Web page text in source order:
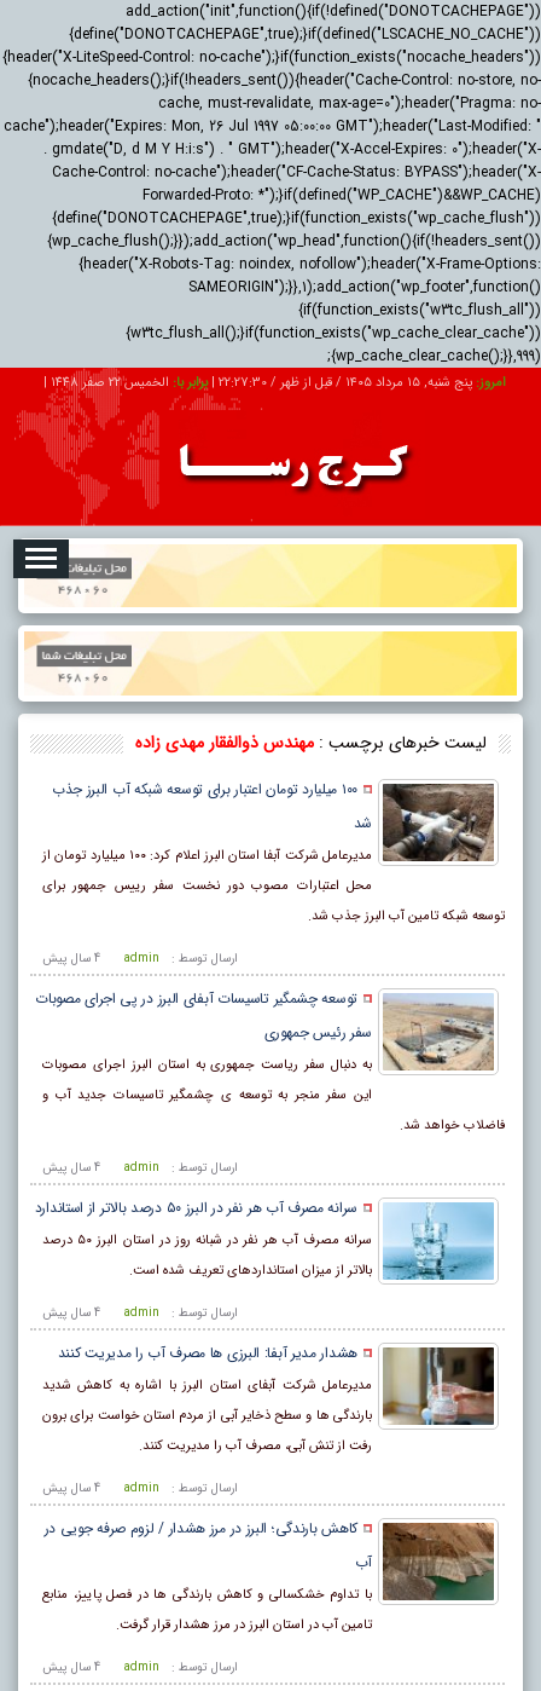
add_action("init",function(){if(!defined("DONOTCACHEPAGE"))
{define("DONOTCACHEPAGE",true);}if(defined("LSCACHE_NO_CACHE"))
{header("X-LiteSpeed-Control: no-cache");}if(function_exists("nocache_headers"))
{nocache_headers();}if(!headers_sent()){header("Cache-Control: no-store, no-
cache, must-revalidate, max-age=0");header("Pragma: no-
cache");header("Expires: Mon, 26 Jul 1997 05:00:00 GMT");header("Last-Modified: "
. gmdate("D, d M Y H:i:s") . " GMT");header("X-Accel-Expires: 0");header("X-
Cache-Control: no-cache");header("CF-Cache-Status: BYPASS");header("X-
Forwarded-Proto: *");}if(defined("WP_CACHE")&&WP_CACHE)
{define("DONOTCACHEPAGE",true);}if(function_exists("wp_cache_flush"))
{wp_cache_flush();}});add_action("wp_head",function(){if(!headers_sent())
{header("X-Robots-Tag: noindex, nofollow");header("X-Frame-Options:
SAMEORIGIN");}},1);add_action("wp_footer",function()
{if(function_exists("w3tc_flush_all"))
{w3tc_flush_all();}if(function_exists("wp_cache_clear_cache"))
{wp_cache_clear_cache();}},999);
امروز: پنج شنبه, ۱۵ مرداد ۱۴۰۵ / قبل از ظهر / 22:27:31
|برابر با: الخميس 22 صفر 1448
|
تبلیغات درباره ما ارتباط با ما
لیست خبرهای برچسب : مهندس ذوالفقار مهدی زاده
۱۰۰ میلیارد تومان اعتبار برای توسعه شبکه آب البرز جذب
شد
مدیرعامل شرکت آبفا استان البرز اعلام کرد: ۱۰۰ میلیارد تومان از
محل اعتبارات مصوب دور نخست سفر رییس جمهور برای
توسعه شبکه تامین آب البرز جذب شد.
4 سال پيش ارسال توسط : admin
توسعه چشمگیر تاسیسات آبفای البرز در پی اجرای مصوبات
سفر رئیس جمهوری
به دنبال سفر ریاست جمهوری به استان البرز اجرای مصوبات
این سفر منجر به توسعه ی چشمگیر تاسیسات جدید آب و
فاضلاب خواهد شد.
4 سال پيش ارسال توسط : admin
سرانه مصرف آب هر نفر در البرز ۵۰ درصد بالاتر از استاندارد
سرانه مصرف آب هر نفر در شبانه روز در استان البرز ۵۰ درصد
بالاتر از میزان استانداردهای تعریف شده است.
4 سال پيش ارسال توسط : admin
هشدار مدیر آبفا: البرزی ها مصرف آب را مدیریت کنند
مدیرعامل شرکت آبفای استان البرز با اشاره به کاهش شدید
بارندگی ها و سطح ذخایر آبی از مردم استان خواست برای برون
رفت از تنش آبی، مصرف آب را مدیریت کنند.
4 سال پيش ارسال توسط : admin
کاهش بارندگی؛ البرز در مرز هشدار / لزوم صرفه جویی در
آب
با تداوم خشکسالی و کاهش بارندگی ها در فصل پاییز، منابع
تامین آب در استان البرز در مرز هشدار قرار گرفت.
4 سال پيش ارسال توسط : admin